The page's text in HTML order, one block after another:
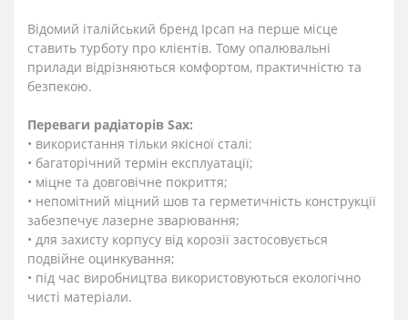
Відомий італійський бренд Ірсап на перше місце
ставить турботу про клієнтів. Тому опалювальні
прилади відрізняються комфортом, практичністю та
безпекою.
Переваги радіаторів Sax:
• використання тільки якісної сталі:
• багаторічний термін експлуатації;
• міцне та довговічне покриття;
• непомітний міцний шов та герметичність конструкції
забезпечує лазерне зварювання;
• для захисту корпусу від корозії застосовується
подвійне оцинкування;
• під час виробництва використовуються екологічно
чисті матеріали.